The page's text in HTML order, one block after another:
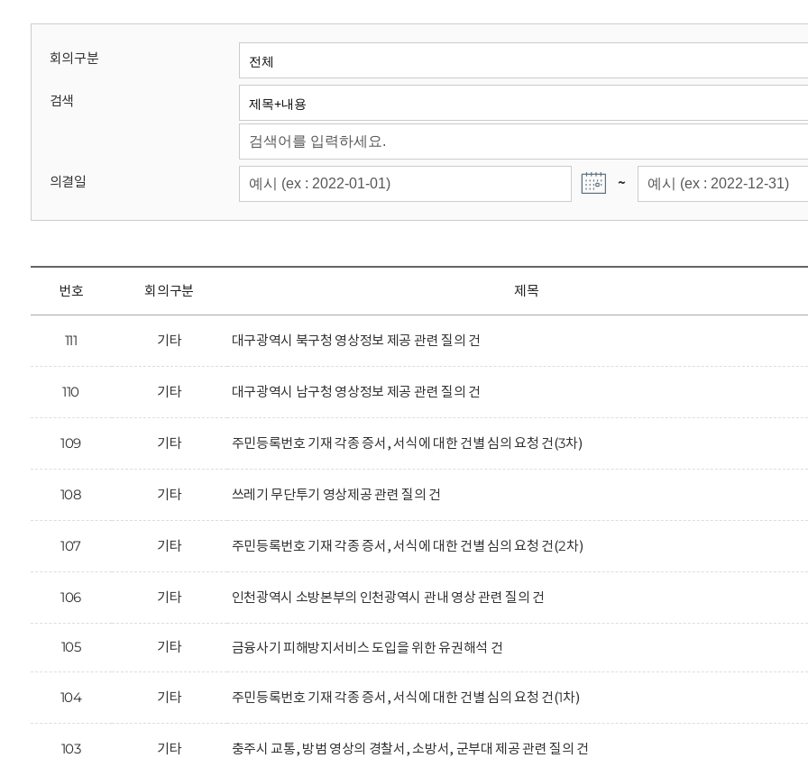
회
회의구분
검색
의결일 ~
번호 회의구분 제목
111 기타 대구광역시 북구청 영상정보 제공 관련 질의 건
110 기타 대구광역시 남구청 영상정보 제공 관련 질의 건
109 기타 주민등록번호 기재 각종 증서, 서식에 대한 건별 심의 요청 건(3차)
108 기타 쓰레기 무단투기 영상제공 관련 질의 건
107 기타 주민등록번호 기재 각종 증서, 서식에 대한 건별 심의 요청 건(2차)
106 기타 인천광역시 소방본부의 인천광역시 관내 영상 관련 질의 건
105 기타 금융사기 피해방지서비스 도입을 위한 유권해석 건
104 기타 주민등록번호 기재 각종 증서, 서식에 대한 건별 심의 요청 건(1차)
103 기타 충주시 교통, 방범 영상의 경찰서, 소방서, 군부대 제공 관련 질의 건